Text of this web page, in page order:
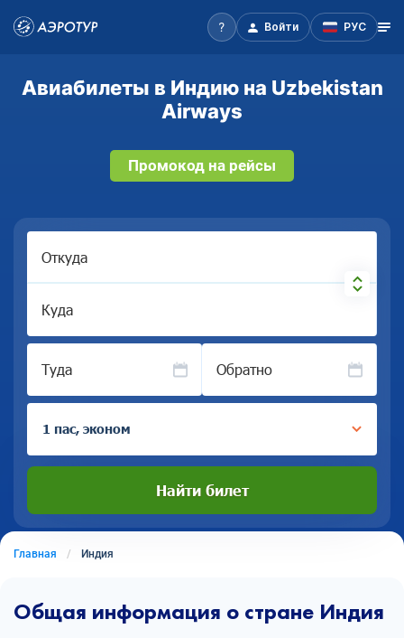
Войти РУС
Авиабилеты в Индию на Uzbekistan
Airways
Промокод на рейсы
Откуда
Куда
Туда Обратно
1 пас, эконом
Найти билет
Главная Индия
Общая информация о стране Индия